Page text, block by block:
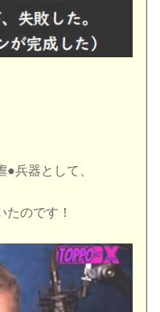
兵器として、
たのです！